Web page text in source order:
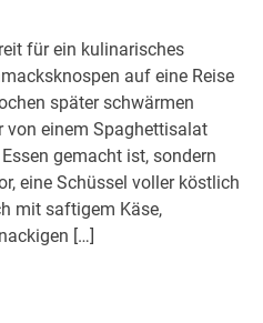
für ein kulinarisches
auf eine Reise
später schwärmen
von einem Spaghettisalat
gemacht ist, sondern
eine Schüssel voller köstlich
mit saftigem Käse,
[…]